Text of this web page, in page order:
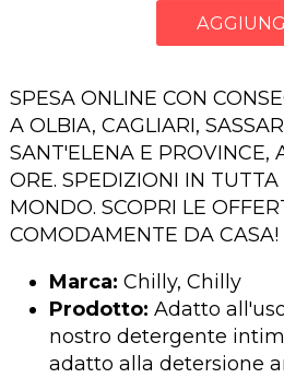
SPESA ONLINE CON
A OLBIA, CAGLIARI,
SANT'ELENA E PROVINCE,
ORE. SPEDIZIONI IN
MONDO. SCOPRI LE
COMODAMENTE DA CASA!
Marca: Chilly, Chilly
Prodotto: Adatto
nostro detergente
adatto alla detersione